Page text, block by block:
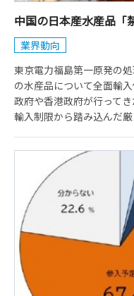
中国の日本産水産品「
業界動向
東京電力福島第一原発の
の水産品について全面輸
政府や香港政府が行って
輸入制限から踏み込んだ